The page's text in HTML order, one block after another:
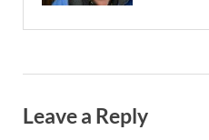
Leave a Reply